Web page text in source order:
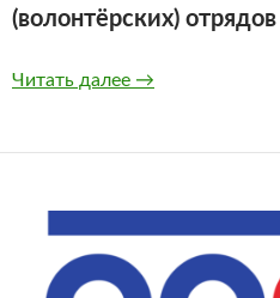
(волонтёрских)
Читать далее Итоги
→